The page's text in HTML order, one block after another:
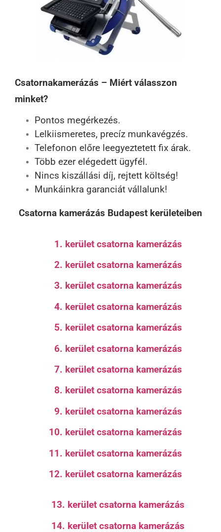
Csatornakamerázás – Miért válasszon
minket?
Pontos megérkezés.
Lelkiismeretes, precíz munkavégzés.
Telefonon előre leegyeztetett fix árak.
Több ezer elégedett ügyfél.
Nincs kiszállási díj, rejtett költség!
Munkáinkra garanciát vállalunk!
Csatorna kamerázás Budapest kerületeiben
1. kerület csatorna kamerázás
2. kerület csatorna kamerázás
3. kerület csatorna kamerázás
4. kerület csatorna kamerázás
5. kerület csatorna kamerázás
6. kerület csatorna kamerázás
7. kerület csatorna kamerázás
8. kerület csatorna kamerázás
9. kerület csatorna kamerázás
10. kerület csatorna kamerázás
11. kerület csatorna kamerázás
12. kerület csatorna kamerázás
13. kerület csatorna kamerázás
14. kerület csatorna kamerázás